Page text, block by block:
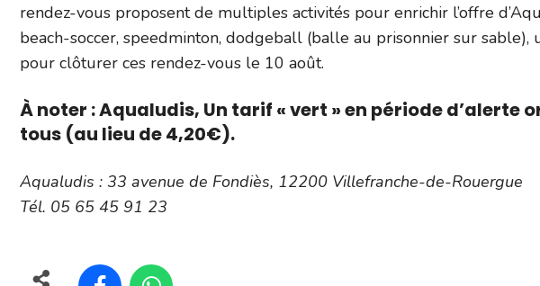
rendez-vous proposent de multiples activités pour enrichir l’offre
beach-soccer, speedminton, dodgeball (balle au prisonnier sur
pour clôturer ces rendez-vous le 10 août.
À noter : Aqualudis, Un tarif « vert » en période d’alerte
tous (au lieu de 4,20€).
Aqualudis : 33 avenue de Fondiès, 12200 Villefranche-de-Rouergue
Tél. 05 65 45 91 23